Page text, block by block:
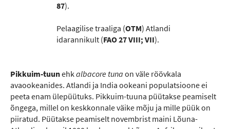
87).
Pelaagilise traaliga (OTM) Atlandi
idarannikult (FAO 27 VIII; VII).
Pikkuim-tuunehkalbacore tuna on väle röövkala
avaookeanides. Atlandi ja India ookeani populatsioone ei
peeta enam ülepüütuks. Pikkuim-tuuna püütakse peamiselt
õngega, millel on keskkonnale väike mõju ja mille püük on
piiratud. Püütakse peamiselt novembrist maini Lõuna-